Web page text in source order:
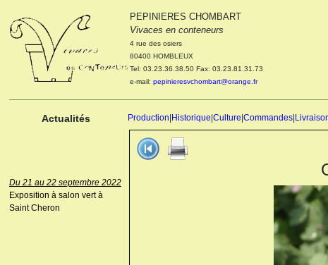
PEPINIERES CHOMBART
Vivaces en conteneurs
4 rue des osiers
80400 HOMBLEUX
Tel: 03.23.36.38.50 Fax: 03.23.81.31.73
e-mail: pepinieresvchombart@orange.fr
Actualités Production Historique Culture Commandes
Le 04 et 05 octobre 2022
Portes ouvertes de la
pépinière : Visite des
cultures, découverte des
nouveautés. Le rendez-vous
octobre 2022. Le mercredi 05
octobre 2022.
Du 21 au 22 septembre 2022
Exposition à salon vert à
Saint Cheron